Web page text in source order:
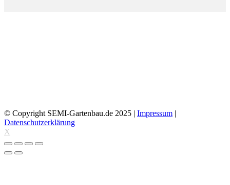
© Copyright SEMI-Gartenbau.de 2025 | Impressum |
Datenschutzerklärung
X